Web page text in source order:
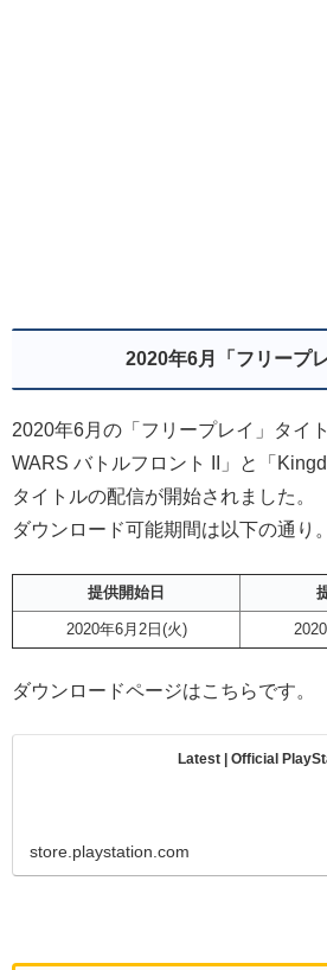
2020年6月「フリープ
2020年6月の「フリープレイ」タイ
WARS バトルフロント II」と「
タイトルの配信が開始されました。
ダウンロード可能期間は以下の通り。
提供開始日
2020年6月2日(火)
ダウンロードページはこちらです。
Latest | Official
store.playstation.com